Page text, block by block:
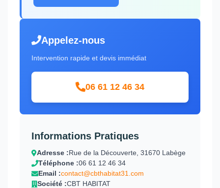
Appelez-nous
Intervention rapide et devis immédiat
06 61 12 46 34
Informations Pratiques
Adresse :Rue de la Découverte, 31670 Labège
Téléphone :06 61 12 46 34
Email :contact@cbthabitat31.com
Société :CBT HABITAT